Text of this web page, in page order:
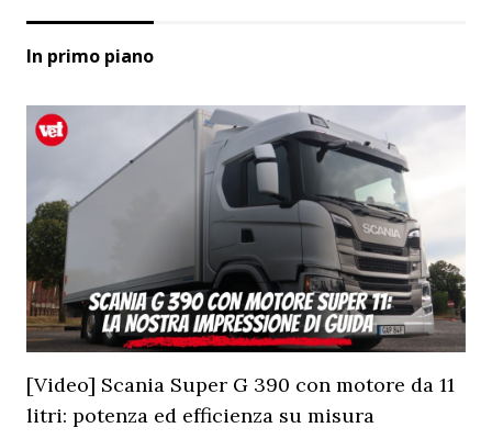
In primo piano
[Video] Scania Super G 390 con motore da 11
litri: potenza ed efficienza su misura